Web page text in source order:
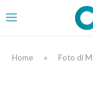
Home » Foto di